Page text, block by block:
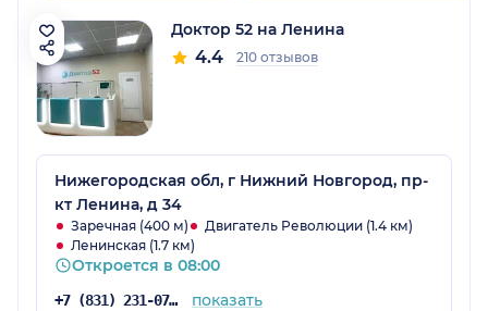
Доктор 52 на Ленина
4.4 210 отзывов
Нижегородская обл, г Нижний Новгород, пр-
кт Ленина, д 34
Заречная (400 м)
Двигатель Революции (1.4 км)
Ленинская (1.7 км)
Откроется в 08:00
+7 (831) 231-07-15 показать